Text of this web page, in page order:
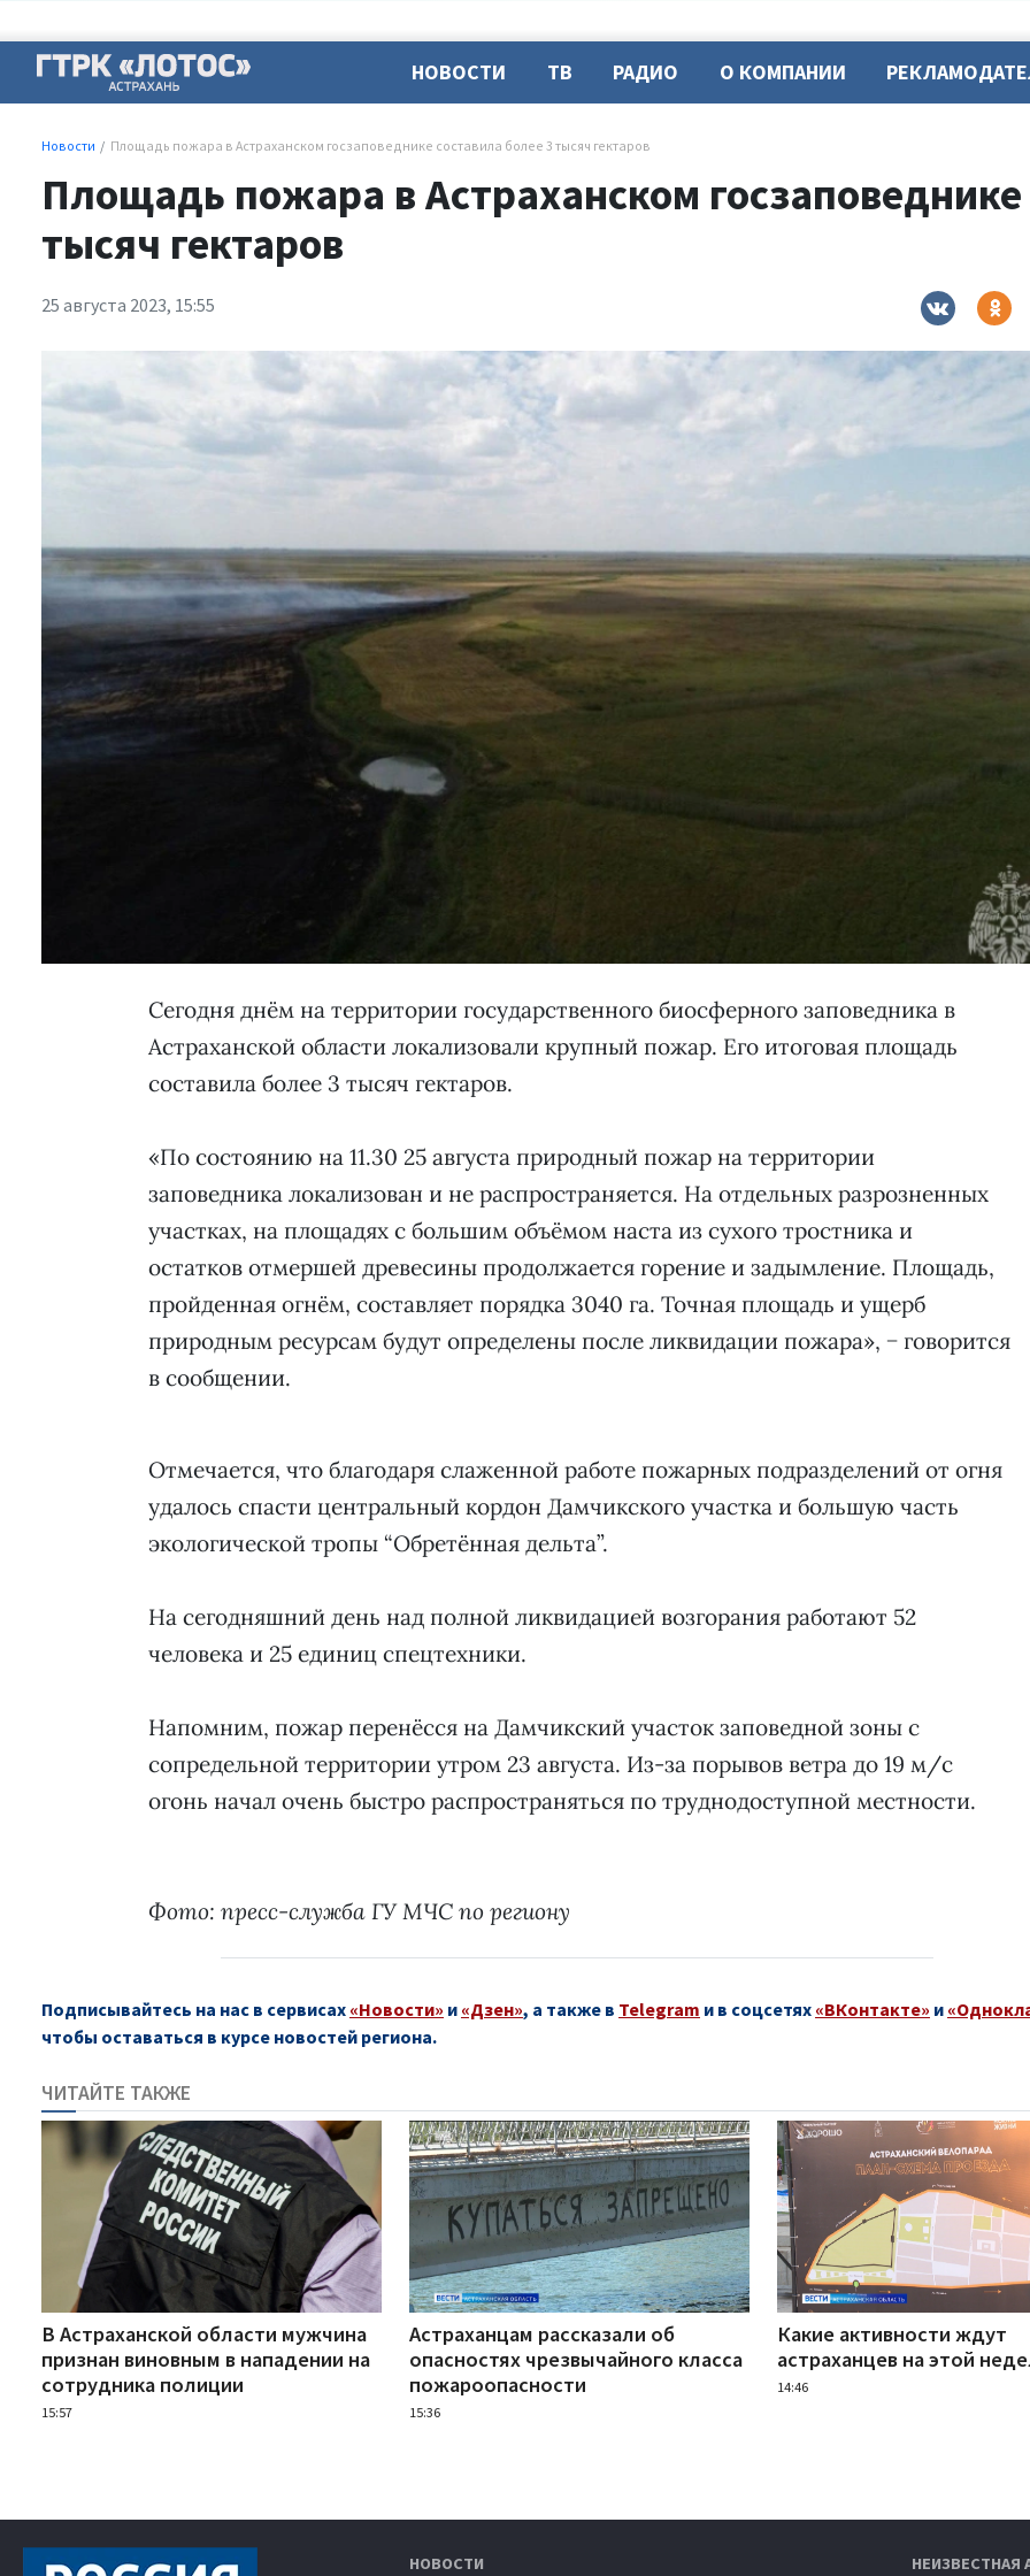
НОВОСТИ ТВ РАДИО О КОМПАНИИ
Новости Площадь пожара в Астраханском госзаповеднике составила более 3 тысяч гектаров
Площадь пожара в Астраханском госзаповеднике
тысяч гектаров
25 августа 2023, 15:55
Сегодня днём на территории государственного биосферного заповедника в
Астраханской области локализовали крупный пожар. Его итоговая площадь
составила более 3 тысяч гектаров.
«По состоянию на 11.30 25 августа природный пожар на территории
заповедника локализован и не распространяется. На отдельных разрозненных
участках, на площадях с большим объёмом наста из сухого тростника и
остатков отмершей древесины продолжается горение и задымление. Площадь,
пройденная огнём, составляет порядка 3040 га. Точная площадь и ущерб
природным ресурсам будут определены после ликвидации пожара», − говорится
в сообщении.
Отмечается, что благодаря слаженной работе пожарных подразделений от огня
удалось спасти центральный кордон Дамчикского участка и большую часть
экологической тропы “Обретённая дельта”.
На сегодняшний день над полной ликвидацией возгорания работают 52
человека и 25 единиц спецтехники.
Напомним, пожар перенёсся на Дамчикский участок заповедной зоны с
сопредельной территории утром 23 августа. Из-за порывов ветра до 19 м/с
огонь начал очень быстро распространяться по труднодоступной местности.
Фото: пресс-служба ГУ МЧС по региону
Подписывайтесь на нас в сервисах «Новости» и «Дзен», а также в Telegram и в соцсетях «ВКонтакте» и
чтобы оставаться в курсе новостей региона.
ЧИТАЙТЕ ТАКЖЕ
В Астраханской области мужчина
признан виновным в нападении на
сотрудника полиции
15:57
Астраханцам рассказали об
опасностях чрезвычайного класса
пожароопасности
15:36
Какие активности ждут
астраханцев на этой
14:46
НОВОСТИ НЕИЗВЕСТНАЯ